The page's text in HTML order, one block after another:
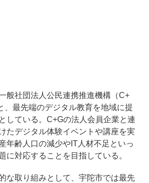
般社団法人公民連携推進機構（C+
、最先端のデジタル教育を地域に提
している。C+Gの法人会員企業と連
たデジタル体験イベントや講座を実
年齢人口の減少やIT人材不足といっ
に対応することを目指している。
な取り組みとして、宇陀市では最先